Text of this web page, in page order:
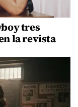
tres
la revista